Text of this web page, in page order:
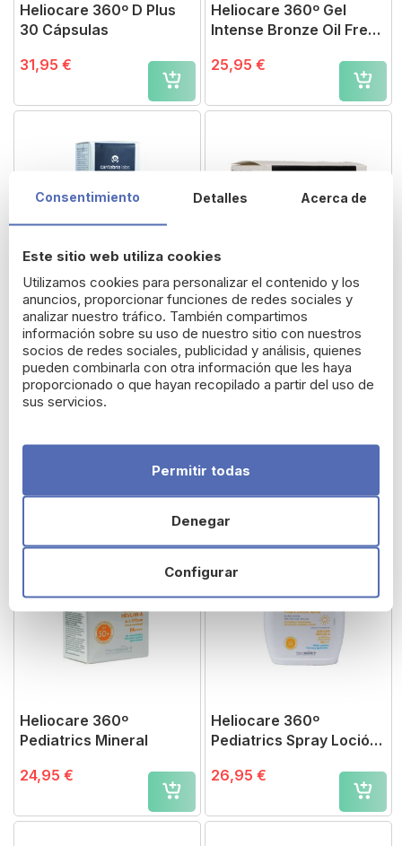
Heliocare 360º D Plus
30 Cápsulas
31,95 €
Heliocare 360º Gel
Intense Bronze Oil Free
25,95 €
Heliocare 360º Gel Oil-
Free Bronze SPF 50
Heliocare 360º Junior
Oral Sticks
Heliocare 360º
Pediatrics Mineral
24,95 €
Heliocare 360º
Pediatrics Spray Loción
26,95 €
Consentimiento Detalles Acerca de
Este sitio web utiliza cookies
Utilizamos cookies para personalizar el contenido y los
anuncios, proporcionar funciones de redes sociales y
analizar nuestro tráfico. También compartimos
información sobre su uso de nuestro sitio con nuestros
socios de redes sociales, publicidad y análisis, quienes
pueden combinarla con otra información que les haya
proporcionado o que hayan recopilado a partir del uso de
sus servicios.
Configurar
Denegar
Permitir todas